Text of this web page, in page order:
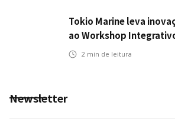
Tokio Marine leva
ao Workshop
2 min de leitura
Newsletter